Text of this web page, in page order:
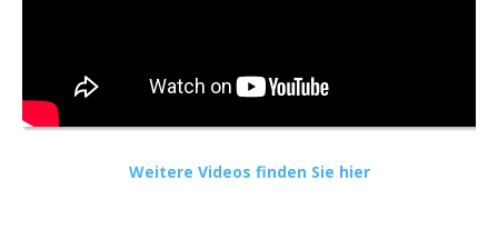
Weitere Videos finden Sie hier